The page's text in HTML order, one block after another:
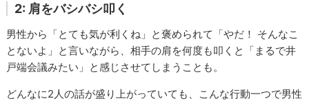
2: 肩をバシバシ叩く
男性から「とても気が利くね」と褒められて「やだ！ そんなこ
とないよ」と言いながら、相手の肩を何度も叩くと「まるで井
戸端会議みたい」と感じさせてしまうことも。
どんなに2人の話が盛り上がっていても、こんな行動一つで男性